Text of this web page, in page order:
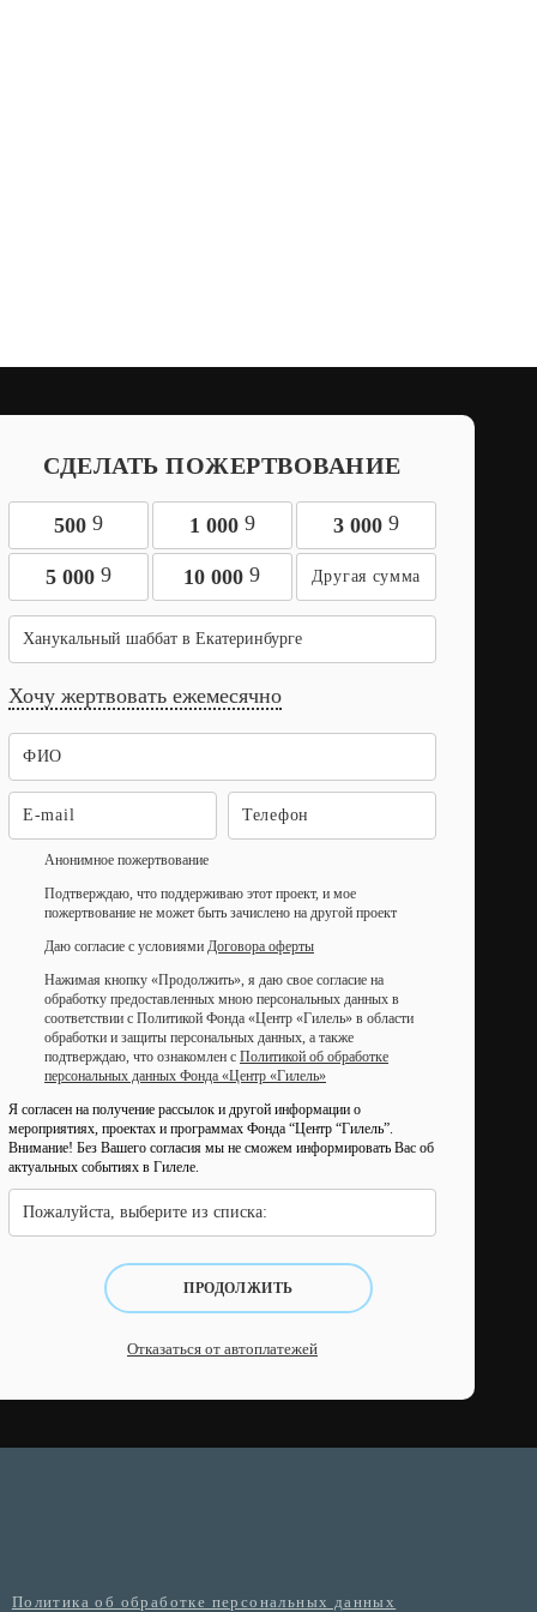
СДЕЛАТЬ ПОЖЕРТВОВАНИЕ
500 9 1 000 9 3 000 9
5 000 9 10 0009
Ханукальный шаббат в Екатеринбурге
Хочу жертвовать ежемесячно
Анонимное пожертвование
Подтверждаю, что поддерживаю этот проект, и мое
пожертвование не может быть зачислено на другой проект
Даю согласие с условиями Договора оферты
Нажимая кнопку «Продолжить», я даю свое согласие на
обработку предоставленных мною персональных данных в
соответствии с Политикой Фонда «Центр «Гилель» в области
обработки и защиты персональных данных, а также
подтверждаю, что ознакомлен с Политикой об обработке
персональных данных Фонда «Центр «Гилель»
Я согласен на получение рассылок и другой информации о
мероприятиях, проектах и программах Фонда “Центр “Гилель”.
Внимание! Без Вашего согласия мы не сможем информировать Вас об
актуальных событиях в Гилеле.
Пожалуйста, выберите из списка:
ПРОДОЛЖИТЬ
Отказаться от автоплатежей
Политика об обработке персональных данных